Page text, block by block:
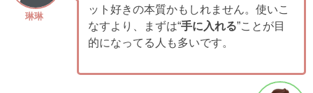
琳琳
ット好きの本質かもしれません。使いこ
なすより、まずは“手に入れる”ことが目
的になってる人も多いです。